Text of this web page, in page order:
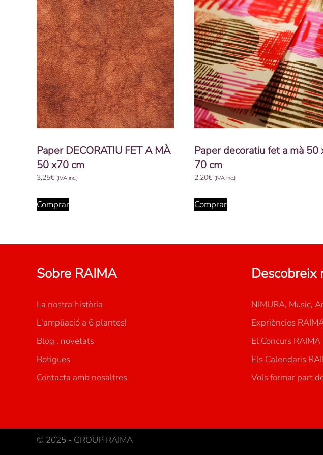
Paper DECORATIU FET A MÀ
50 x70 cm
3,25€ (IVA inc.)
Comprar
Paper decoratiu fet a mà 50
70 cm
2,20€ (IVA inc.)
Comprar
Sobre RAIMA
La nostra història
L'ampliació a 6 plantes!
Blog , novetats
Botigues
Contacta amb nosaltres
Descobreix
NIMURA, Music,
Expriències
El Concurs RAIMA
Els Calendaris
Vols formar part
© 2025 - GROUP RAIMA